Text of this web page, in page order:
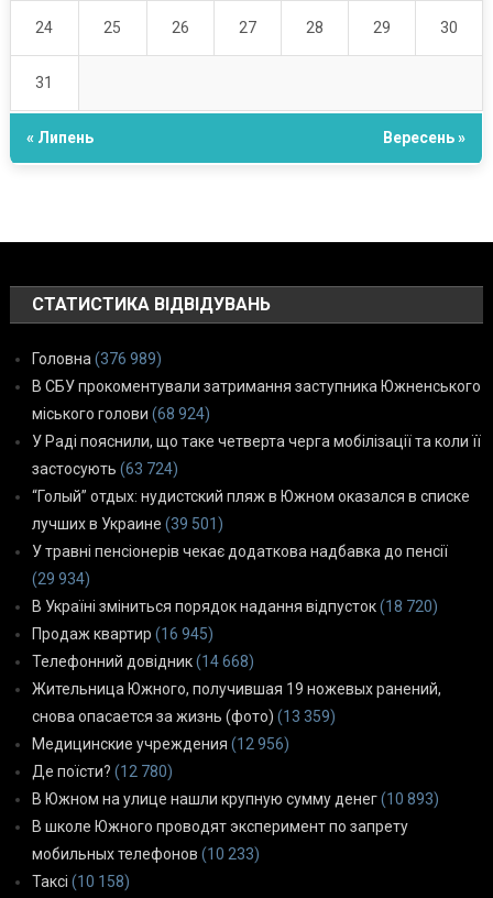
24 25 26 27 28 29 30
31
« Липень Вересень »
СТАТИСТИКА ВІДВІДУВАНЬ
Головна (376 989)
В СБУ прокоментували затримання заступника Южненського
міського голови (68 924)
У Раді пояснили, що таке четверта черга мобілізації та коли її
застосують (63 724)
“Голый” отдых: нудистский пляж в Южном оказался в списке
лучших в Украине (39 501)
У травні пенсіонерів чекає додаткова надбавка до пенсії
(29 934)
В Україні зміниться порядок надання відпусток(18 720)
Продаж квартир (16 945)
Телефонний довідник(14 668)
Жительница Южного, получившая 19 ножевых ранений,
снова опасается за жизнь (фото) (13 359)
Медицинские учреждения (12 956)
Де поїсти? (12 780)
В Южном на улице нашли крупную сумму денег(10 893)
В школе Южного проводят эксперимент по запрету
мобильных телефонов (10 233)
Таксі (10 158)